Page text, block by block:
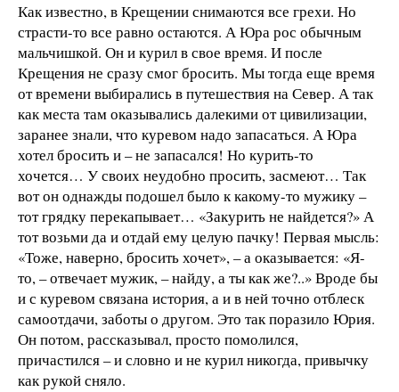
Как известно, в Крещении снимаются все грехи. Но
страсти-то все равно остаются. А Юра рос обычным
мальчишкой. Он и курил в свое время. И после
Крещения не сразу смог бросить. Мы тогда еще время
от времени выбирались в путешествия на Север. А так
как места там оказывались далекими от цивилизации,
заранее знали, что куревом надо запасаться. А Юра
хотел бросить и – не запасался! Но курить-то
хочется… У своих неудобно просить, засмеют… Так
вот он однажды подошел было к какому-то мужику –
тот грядку перекапывает… «Закурить не найдется?» А
тот возьми да и отдай ему целую пачку! Первая мысль:
«Тоже, наверно, бросить хочет», – а оказывается: «Я-
то, – отвечает мужик, – найду, а ты как же?..» Вроде бы
и с куревом связана история, а и в ней точно отблеск
самоотдачи, заботы о другом. Это так поразило Юрия.
Он потом, рассказывал, просто помолился,
причастился – и словно и не курил никогда, привычку
как рукой сняло.